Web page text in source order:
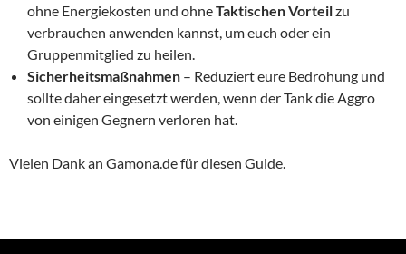
ohne Energiekosten und ohneTaktischen Vorteilzu
verbrauchen anwenden kannst, um euch oder ein
Gruppenmitglied zu heilen.
Sicherheitsmaßnahmen – Reduziert eure Bedrohung und
sollte daher eingesetzt werden, wenn der Tank die Aggro
von einigen Gegnern verloren hat.
Vielen Dank an Gamona.de für diesen Guide.